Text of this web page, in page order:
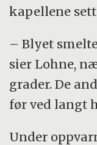
kapellene
– Blyet
sier Lohne,
grader. De
før ved langt
Under